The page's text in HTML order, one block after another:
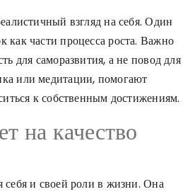
взгляд на себя. Один
части процесса роста. Важно
для саморазвития, а не повод для
или медитации, помогают
к собственным достижениям.
на качество
себя и своей роли в жизни. Она